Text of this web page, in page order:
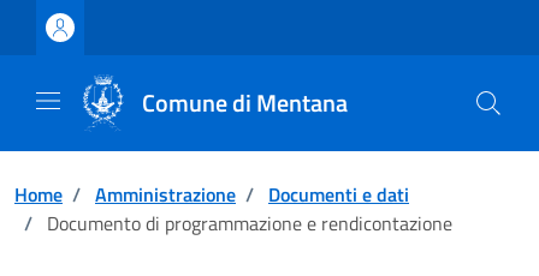
Vai ai contenuti
Vai al footer
Comune di Mentana
Home / Amministrazione / Documenti e dati
/ Documento di programmazione e rendicontazione